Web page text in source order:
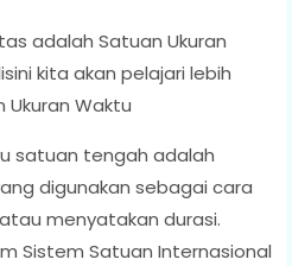
adalah Satuan Ukuran
kita akan pelajari lebih
Waktu
satuan tengah adalah
digunakan sebagai cara
menyatakan durasi.
Sistem Satuan Internasional